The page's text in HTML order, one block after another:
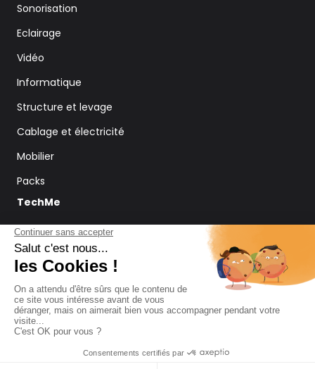
Sonorisation
Eclairage
Vidéo
Informatique
Structure et levage
Cablage et électricité
Mobilier
Packs
TechMe
Pourquoi Techme
Nos réalisations
Blog
Mentions légales